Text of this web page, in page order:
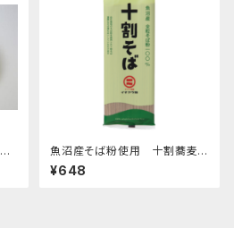
魚沼産そば粉使用 十割蕎麦
乾麺
¥648